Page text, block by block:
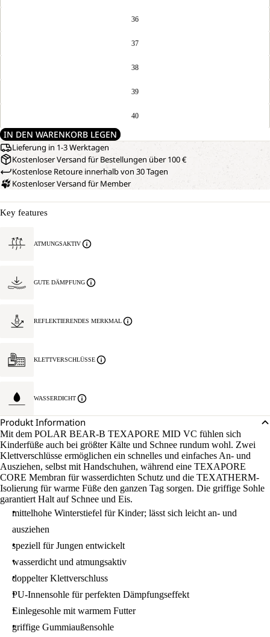
36
37
38
39
40
IN DEN WARENKORB LEGEN
Lieferung in 1-3 Werktagen
Kostenloser Versand für Bestellungen über 100 €
Kostenlose Retoure innerhalb von 30 Tagen
Kostenloser Versand für Member
Key features
ATMUNGSAKTIV
GUTE DÄMPFUNG
REFLEKTIERENDES MERKMAL
KLETTVERSCHLÜSSE
WASSERDICHT
Produkt Information
Mit dem POLAR BEAR-B TEXAPORE MID VC fühlen sich
Kinderfüße auch bei größter Kälte und Schnee rundum wohl. Zwei
Klettverschlüsse ermöglichen ein schnelles und einfaches An- und
Ausziehen, selbst mit Handschuhen, während eine TEXAPORE
CORE Membran für wasserdichten Schutz und die TEXATHERM-
Isolierung für warme Füße den ganzen Tag sorgen. Die griffige Sohle
garantiert Halt auf Schnee und Eis.
mittelhohe Winterstiefel für Kinder; lässt sich leicht an- und
ausziehen
speziell für Jungen entwickelt
wasserdicht und atmungsaktiv
doppelter Klettverschluss
PU-Innensohle für perfekten Dämpfungseffekt
Einlegesohle mit warmem Futter
griffige Gummiaußensohle